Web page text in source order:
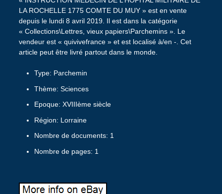
LA ROCHELLE 1775 COMTE DU MUY » est en vente
depuis le lundi 8 avril 2019. Il est dans la catégorie
« Collections\Lettres, vieux papiers\Parchemins ». Le
vendeur est « quivivefrance » et est localisé à/en -. Cet
article peut être livré partout dans le monde.
Type: Parchemin
Thème: Sciences
Epoque: XVIIIème siècle
Région: Lorraine
Nombre de documents: 1
Nombre de pages: 1